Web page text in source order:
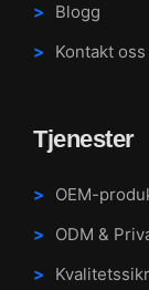
Blogg
Kontakt oss
Tjenester
OEM-
ODM &